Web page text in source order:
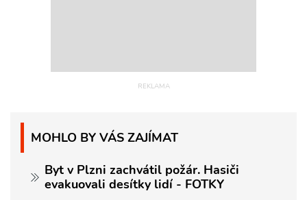
MOHLO BY VÁS ZAJÍMAT
Byt v Plzni zachvátil požár. Hasiči
evakuovali desítky lidí - FOTKY